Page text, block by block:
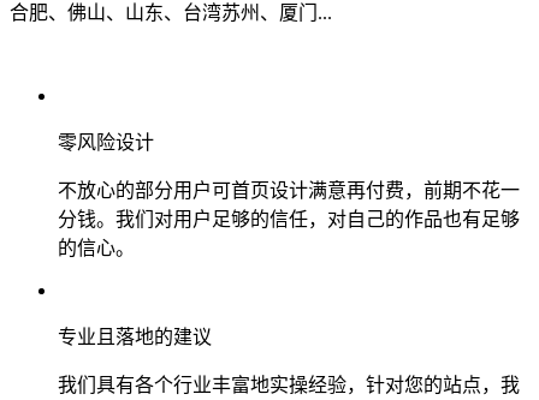
合肥、佛山、山东、台湾苏州、厦门...
零风险设计
不放心的部分用户可首页设计满意再付费，前期不花一
分钱。我们对用户足够的信任，对自己的作品也有足够
的信心。
专业且落地的建议
我们具有各个行业丰富地实操经验，针对您的站点，我